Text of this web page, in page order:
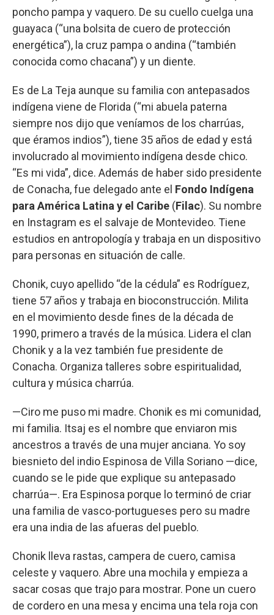
poncho pampa y vaquero. De su cuello cuelga una
guayaca (“una bolsita de cuero de protección
energética”), la cruz pampa o andina (“también
conocida como chacana”) y un diente.
Es de La Teja aunque su familia con antepasados
indígena viene de Florida (“mi abuela paterna
siempre nos dijo que veníamos de los charrúas,
que éramos indios”), tiene 35 años de edad y está
involucrado al movimiento indígena desde chico.
“Es mi vida”, dice. Además de haber sido presidente
de Conacha, fue delegado ante el Fondo Indígena
para América Latina y el Caribe (Filac). Su nombre
en Instagram es el salvaje de Montevideo. Tiene
estudios en antropología y trabaja en un dispositivo
para personas en situación de calle.
Chonik, cuyo apellido “de la cédula” es Rodríguez,
tiene 57 años y trabaja en bioconstrucción. Milita
en el movimiento desde fines de la década de
1990, primero a través de la música. Lidera el clan
Chonik y a la vez también fue presidente de
Conacha. Organiza talleres sobre espiritualidad,
cultura y música charrúa.
—Ciro me puso mi madre. Chonik es mi comunidad,
mi familia. Itsaj es el nombre que enviaron mis
ancestros a través de una mujer anciana. Yo soy
biesnieto del indio Espinosa de Villa Soriano —dice,
cuando se le pide que explique su antepasado
charrúa—. Era Espinosa porque lo terminó de criar
una familia de vasco-portugueses pero su madre
era una india de las afueras del pueblo.
Chonik lleva rastas, campera de cuero, camisa
celeste y vaquero. Abre una mochila y empieza a
sacar cosas que trajo para mostrar. Pone un cuero
de cordero en una mesa y encima una tela roja con